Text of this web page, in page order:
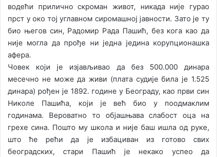
водећи прилично скроман живот, никада није гурао
прст у око тој углавном сиромашној јавности. Зато је ту
био његов син, Радомир Рада Пашић, без кога као да
није могла да прође ни једна једина корупционашка
афера.
Човек који је изјављивао да без 500.000 динара
месечно не може да живи (плата судије била је 1.525
динара) рођен је 1892. године у Београду, као први син
Николе Пашића, који је већ био у поодмаклим
годинама. Вероватно то објашњава слабост оца на
грехе сина. Пошто му школа и није баш ишла од руке,
што ће рећи да је избациван из готово свих
београдских, стари Пашић је некако успео да